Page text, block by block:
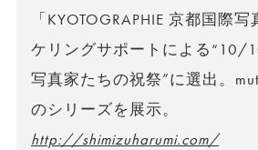
「KYOTOGRAPHIE 京都国際
ケリングサポートによる“10/
写真家たちの祝祭”に選出。
のシリーズを展示。
http://shimizuharumi.com/